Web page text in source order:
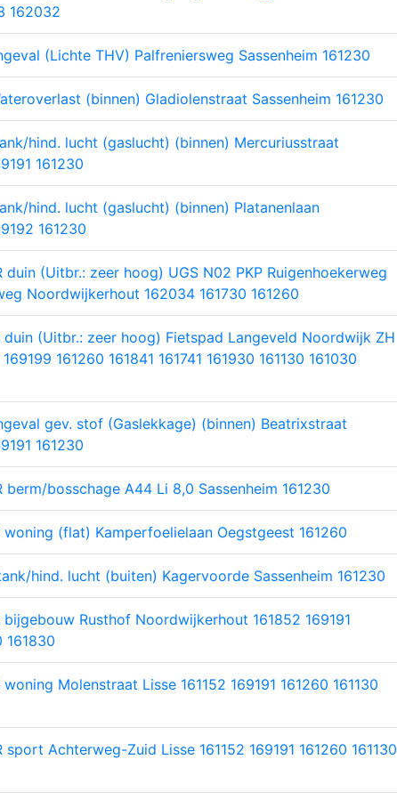
162032
(Lichte THV) Palfreniersweg Sassenheim 161230
(binnen) Gladiolenstraat Sassenheim 161230
hind. lucht (gaslucht) (binnen) Mercuriusstraat
161230
hind. lucht (gaslucht) (binnen) Platanenlaan
161230
duin (Uitbr.: zeer hoog) UGS N02 PKP Ruigenhoekerweg
Noordwijkerhout 162034 161730 161260
duin (Uitbr.: zeer hoog) Fietspad Langeveld Noordwijk ZH
161260 161841 161741 161930 161130 161030
gev. stof (Gaslekkage) (binnen) Beatrixstraat
161230
berm/bosschage A44 Li 8,0 Sassenheim 161230
woning (flat) Kamperfoelielaan Oegstgeest 161260
hind. lucht (buiten) Kagervoorde Sassenheim 161230
bijgebouw Rusthof Noordwijkerhout 161852 169191
161830
woning Molenstraat Lisse 161152 169191 161260 161130
sport Achterweg-Zuid Lisse 161152 169191 161260 161130